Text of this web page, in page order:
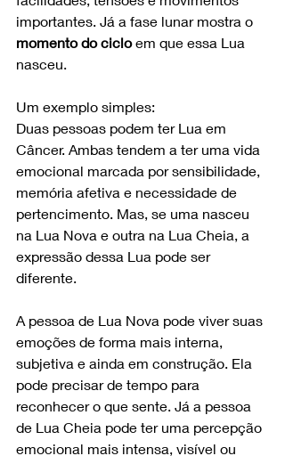
importantes. Já a fase lunar mostra o
momento do ciclo em que essa Lua
nasceu.
Um exemplo simples:
Duas pessoas podem ter Lua em
Câncer. Ambas tendem a ter uma vida
emocional marcada por sensibilidade,
memória afetiva e necessidade de
pertencimento. Mas, se uma nasceu
na Lua Nova e outra na Lua Cheia, a
expressão dessa Lua pode ser
diferente.
A pessoa de Lua Nova pode viver suas
emoções de forma mais interna,
subjetiva e ainda em construção. Ela
pode precisar de tempo para
reconhecer o que sente. Já a pessoa
de Lua Cheia pode ter uma percepção
emocional mais intensa, visível ou